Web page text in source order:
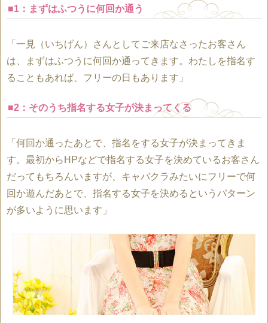
■1：まずはふつうに何回か通う
「一見（いちげん）さんとしてご来店なさったお客さん
は、まずはふつうに何回か通ってきます。わたしを指名す
ることもあれば、フリーの日もあります」
■2：そのうち指名する女子が決まってくる
「何回か通ったあとで、指名をする女子が決まってきま
す。最初からHPなどで指名する女子を決めているお客さん
だってもちろんいますが、キャバクラみたいにフリーで何
回か遊んだあとで、指名する女子を決めるというパターン
が多いように思います」